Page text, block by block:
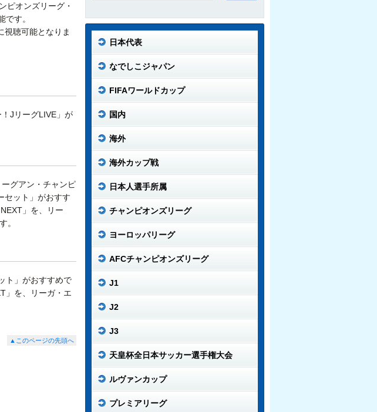
ピオンズリーグ・
す。
視聴可能となりま
JリーグLIVE」が
グアン・チャンピ
セット」がおすす
」を、リー
。
ト」がおすすめで
」を、リーガ・エ
▲このページの先頭へ
日本代表
なでしこジャパン
FIFAワールドカップ
国内
海外
海外カップ戦
日本人選手所属
チャンピオンズリーグ
ヨーロッパリーグ
AFCチャンピオンズリーグ
J1
J2
J3
天皇杯全日本サッカー選手権大会
ルヴァンカップ
プレミアリーグ